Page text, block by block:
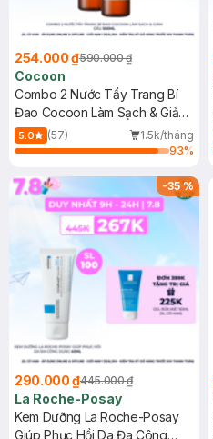
254.000 ₫590.000 ₫
Cocoon
Combo 2 Nước Tẩy Trang Bí
Đao Cocoon Làm Sạch & Giảm
Dầu 500ml
5.0 (57)
1.5k/tháng
93%
-35%
290.000 ₫445.000 ₫
La Roche-Posay
Kem Dưỡng La Roche-Posay
Giúp Phục Hồi Da Đa Công